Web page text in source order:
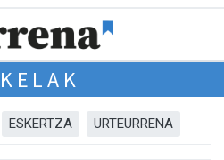
ESKERTZA URTEURRENA